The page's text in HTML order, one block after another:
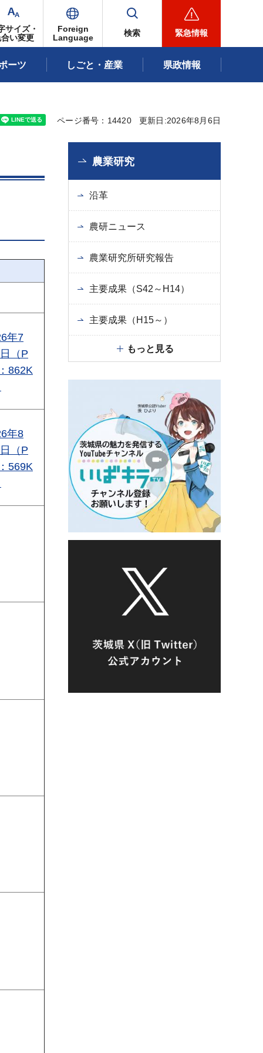
サイズ・
い変更
Foreign
Language
検索 緊急情報
ーツ しごと・産業 県政情報
ページ番号：14420 更新日:2026年8月6日
年7
（P
862K
年8
（P
569K
農業研究
沿革
農研ニュース
農業研究所研究報告
主要成果（S42～H14）
主要成果（H15～）
もっと見る